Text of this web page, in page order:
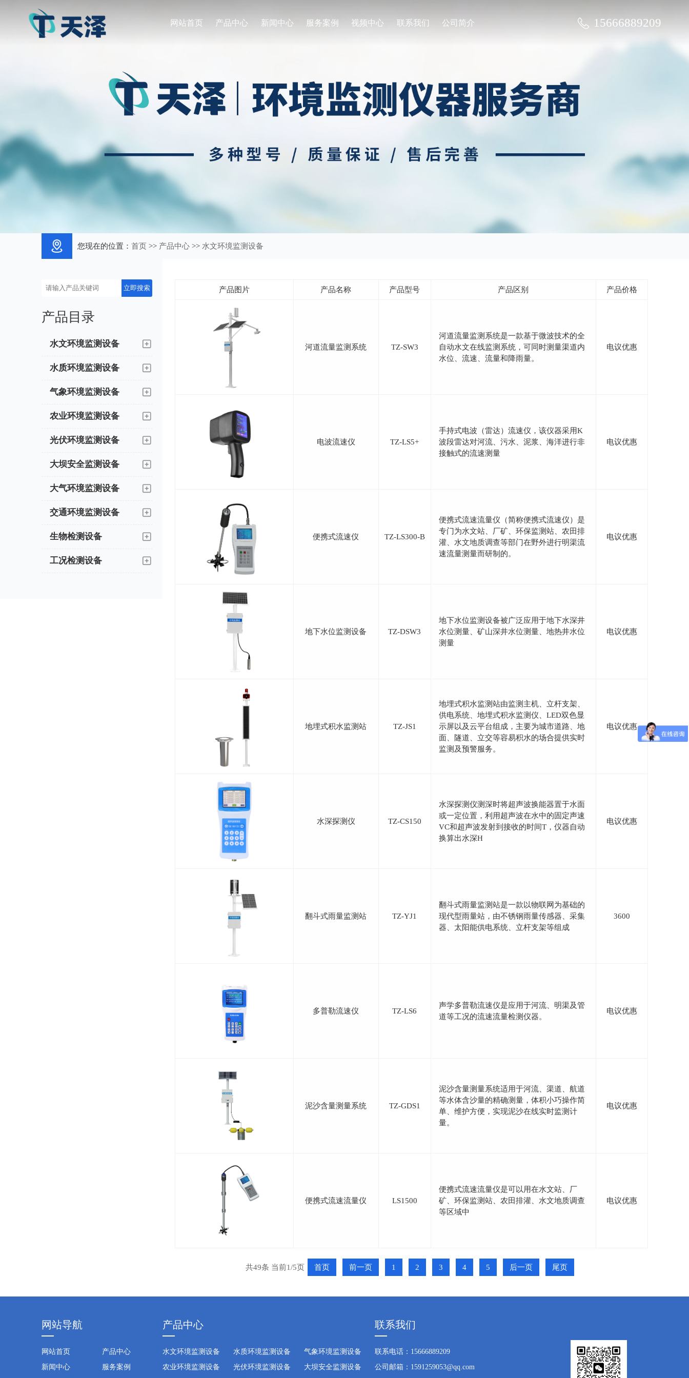
15666889209
网站首页 产品中心 新闻中心 服务案例 视频中心 联系我们 公司简介
您现在的位置： 首页>> 产品中心>> 水文环境监测设备
产品目录
水文环境监测设备
水质环境监测设备
气象环境监测设备
农业环境监测设备
光伏环境监测设备
大坝安全监测设备
大气环境监测设备
交通环境监测设备
生物检测设备
工况检测设备
产品图片 产品名称 产品型号 产品区别 产品价格
河道流量监测系统 TZ-SW3
河道流量监测系统是一款基于微波技术的全
自动水文在线监测系统，可同时测量渠道内
水位、流速、流量和降雨量。
电议优惠
电波流速仪 TZ-LS5+
手持式电波（雷达）流速仪，该仪器采用K
波段雷达对河流、污水、泥浆、海洋进行非
接触式的流速测量
电议优惠
便携式流速仪 TZ-LS300-B
便携式流速流量仪（简称便携式流速仪）是
专门为水文站、厂矿、环保监测站、农田排
灌、水文地质调查等部门在野外进行明渠流
速流量测量而研制的。
电议优惠
地下水位监测设备 TZ-DSW3
地下水位监测设备被广泛应用于地下水深井
水位测量、矿山深井水位测量、地热井水位
测量
电议优惠
地埋式积水监测站 TZ-JS1
地埋式积水监测站由监测主机、立杆支架、
供电系统、地埋式积水监测仪、LED双色显
示屏以及云平台组成，主要为城市道路、地
面、隧道、立交等容易积水的场合提供实时
监测及预警服务。
电议优惠
水深探测仪 TZ-CS150
水深探测仪测深时将超声波换能器置于水面
或一定位置，利用超声波在水中的固定声速
VC和超声波发射到接收的时间T，仪器自动
换算出水深H
电议优惠
翻斗式雨量监测站 TZ-YJ1
翻斗式雨量监测站是一款以物联网为基础的
现代型雨量站，由不锈钢雨量传感器、采集
器、太阳能供电系统、立杆支架等组成
3600
多普勒流速仪 TZ-LS6
声学多普勒流速仪是应用于河流、明渠及管
道等工况的流速流量检测仪器。
电议优惠
泥沙含量测量系统 TZ-GDS1
泥沙含量测量系统适用于河流、渠道、航道
等水体含沙量的精确测量，体积小巧操作简
单、维护方便，实现泥沙在线实时监测计
量。
电议优惠
便携式流速流量仪 LS1500
便携式流速流量仪是可以用在水文站、厂
矿、环保监测站、农田排灌、水文地质调查
等区域中
电议优惠
共49条 当前1/5页 首页 前一页 1 2 3 4 5 后一页 尾页
网站导航
网站首页
产品中心
新闻中心
服务案例
产品中心
水文环境监测设备 水质环境监测设备
气象环境监测设备
农业环境监测设备
光伏环境监测设备 大坝安全监测设备
联系我们
联系电话：15666889209
公司邮箱：1591259053@qq.com